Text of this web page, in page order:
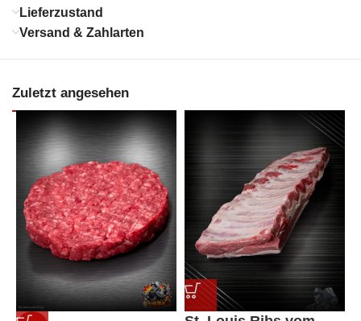
Lieferzustand
Versand & Zahlarten
Zuletzt angesehen